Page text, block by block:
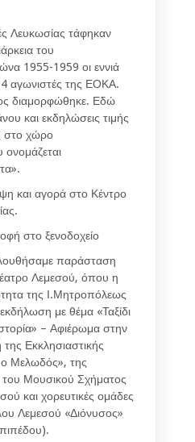
Λευκωσίας τάφηκαν
του
1955-1959 οι εννιά
4 αγωνιστές της ΕΟΚΑ.
διαμορφώθηκε. Εδώ
και εκδηλώσεις τιμής
στο χώρο
και αγορά στο Κέντρο
στο ξενοδοχείο
παράσταση
Λεμεσού, όπου η
της Ι.Μητροπόλεως
με θέμα «Ταξίδι
– Αφιέρωμα στην
Εκκλησιαστικής
Μελωδός», της
Μουσικού Σχήματος
και χορευτικές ομάδες
Λεμεσού «Διόνυσος»